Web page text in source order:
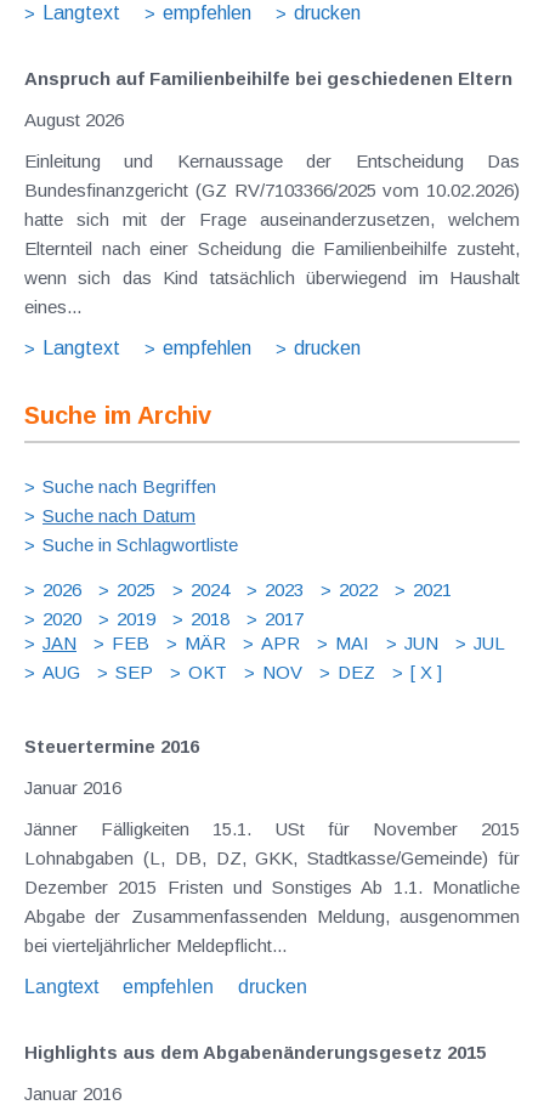
Langtext
empfehlen drucken
Anspruch auf Familienbeihilfe bei geschiedenen Eltern
August 2026
Einleitung und Kernaussage der Entscheidung Das
Bundesfinanzgericht (GZ RV/7103366/2025 vom 10.02.2026)
hatte sich mit der Frage auseinanderzusetzen, welchem
Elternteil nach einer Scheidung die Familienbeihilfe zusteht,
wenn sich das Kind tatsächlich überwiegend im Haushalt
eines...
Langtext
empfehlen drucken
Suche im Archiv
Suche nach Begriffen
Suche nach Datum
Suche in Schlagwortliste
2026 2025 2024 2023 2022
2021
2020
2019 2018
2017
JAN
FEB MÄR APR MAI JUN
JUL
AUG
SEP OKT NOV DEZ [ X ]
Steuertermine 2016
Januar 2016
Jänner Fälligkeiten 15.1. USt für November 2015
Lohnabgaben (L, DB, DZ, GKK, Stadtkasse/Gemeinde) für
Dezember 2015 Fristen und Sonstiges Ab 1.1. Monatliche
Abgabe der Zusammenfassenden Meldung, ausgenommen
bei vierteljährlicher Meldepflicht...
Langtext
empfehlen drucken
Highlights aus dem Abgabenänderungsgesetz 2015
Januar 2016